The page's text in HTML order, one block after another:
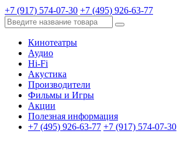
+7 (917) 574-07-30 +7 (495) 926-63-77
Кинотеатры
Аудио
Hi-Fi
Акустика
Производители
Фильмы и Игры
Акции
Полезная информация
+7 (495) 926-63-77 +7 (917) 574-07-30